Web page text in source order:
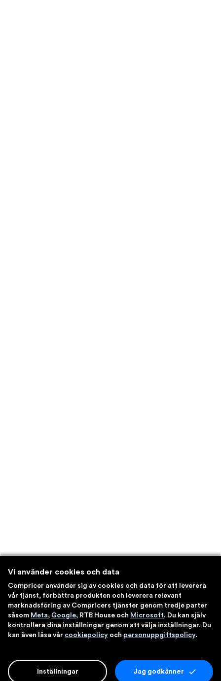
Vi använder cookies och data
Compricer använder sig av cookies och data för att leverera
vår tjänst, förbättra produkten och leverera relevant
marknadsföring av Compricers tjänster genom tredje parter
såsom Meta, Google, RTB House och Microsoft. Du kan själv
kontrollera dina inställningar genom att välja inställningar. Du
kan även läsa vår cookiepolicy och personuppgiftspolicy.
Jag godkänner
Inställningar